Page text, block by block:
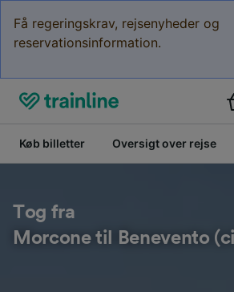
Få regeringskrav, rejsenyheder og
reservationsinformation.
Køb billetter Oversigt over rejse
Tog fra
Morcone til Benevento